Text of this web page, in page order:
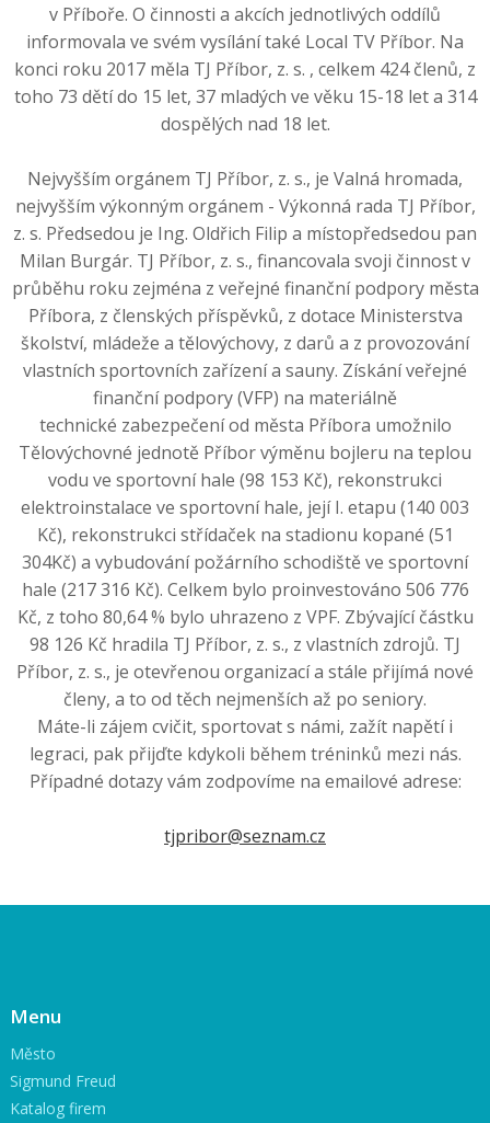
v Příboře. O činnosti a akcích jednotlivých oddílů
informovala ve svém vysílání také Local TV Příbor. Na
konci roku 2017 měla TJ Příbor, z. s. , celkem 424 členů, z
toho 73 dětí do 15 let, 37 mladých ve věku 15-18 let a 314
dospělých nad 18 let.
Nejvyšším orgánem TJ Příbor, z. s., je Valná hromada,
nejvyšším výkonným orgánem - Výkonná rada TJ Příbor,
z. s. Předsedou je Ing. Oldřich Filip a místopředsedou pan
Milan Burgár. TJ Příbor, z. s., financovala svoji činnost v
průběhu roku zejména z veřejné finanční podpory města
Příbora, z členských příspěvků, z dotace Ministerstva
školství, mládeže a tělovýchovy, z darů a z provozování
vlastních sportovních zařízení a sauny. Získání veřejné
finanční podpory (VFP) na materiálně
technické zabezpečení od města Příbora umožnilo
Tělovýchovné jednotě Příbor výměnu bojleru na teplou
vodu ve sportovní hale (98 153 Kč), rekonstrukci
elektroinstalace ve sportovní hale, její I. etapu (140 003
Kč), rekonstrukci střídaček na stadionu kopané (51
304Kč) a vybudování požárního schodiště ve sportovní
hale (217 316 Kč). Celkem bylo proinvestováno 506 776
Kč, z toho 80,64 % bylo uhrazeno z VPF. Zbývající částku
98 126 Kč hradila TJ Příbor, z. s., z vlastních zdrojů. TJ
Příbor, z. s., je otevřenou organizací a stále přijímá nové
členy, a to od těch nejmenších až po seniory.
Máte-li zájem cvičit, sportovat s námi, zažít napětí i
legraci, pak přijďte kdykoli během tréninků mezi nás.
Případné dotazy vám zodpovíme na emailové adrese:
tjpribor@seznam.cz
Menu
Město
Sigmund Freud
Katalog firem